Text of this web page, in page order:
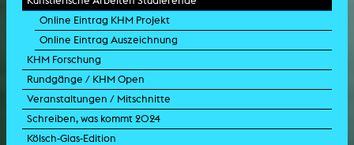
Online Eintrag KHM Projekt
Online Eintrag Auszeichnung
KHM Forschung
Rundgänge / KHM Open
Veranstaltungen / Mitschnitte
Schreiben, was kommt 2024
Kölsch-Glas-Edition